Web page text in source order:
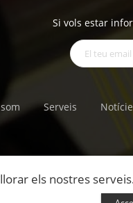
Si vols estar
Serveis
els nostres